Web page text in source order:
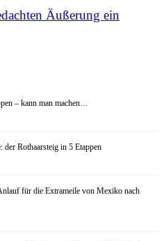
Äußerung ein
– kann man machen…
der Rothaarsteig in 5 Etappen
für die Extrameile von Mexiko nach